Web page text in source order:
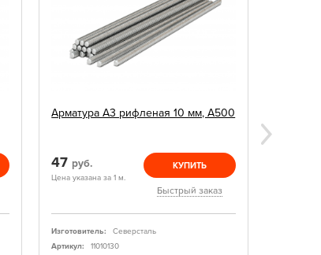
Арматура А3 рифленая 10 мм, А500
47 руб.
Цена указана за 1 м.
КУПИТЬ
Быстрый заказ
Изготовитель:
Северсталь
Артикул:
11010130